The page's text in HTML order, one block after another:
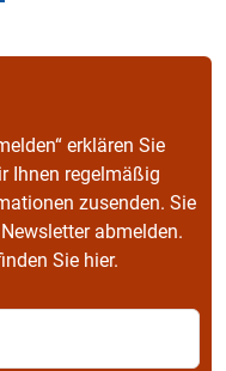
erklären Sie
Ihnen regelmäßig
zusenden. Sie
abmelden.
Sie hier.